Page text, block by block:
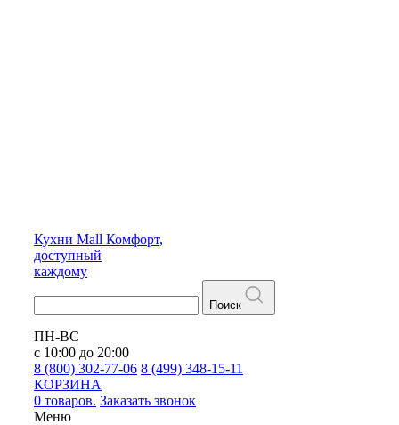
Кухни Mall Комфорт,
доступный
каждому
Поиск
ПН-ВС
с 10:00 до 20:00
8 (800) 302-77-06 8 (499) 348-15-11
КОРЗИНА
0 товаров. Заказать звонок
Меню